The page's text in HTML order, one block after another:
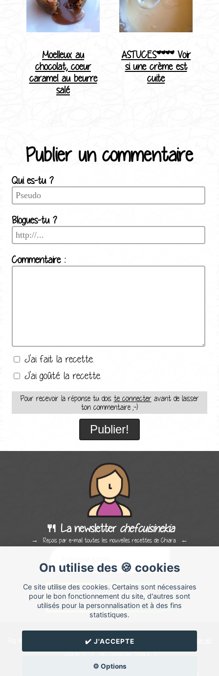
Moelleux au
chocolat, coeur
caramel au beurre
salé
ASTUCES**** Voir
si une crème est
cuite
Publier un commentaire
Qui es-tu ?
Blogues-tu ?
Commentaire :
J'ai fait la recette.
J'ai goûté la recette.
Pour recevoir la réponse tu dois te connecter avant de laisser
ton commentaire ;-)
On utilise des 🍪 cookies
Ce site utilise des cookies. Certains sont nécessaires
pour le bon fonctionnement du site, d'autres sont
utilisés pour la personnalisation et à des fins
statistiques.
✔️ J'ACCEPTE
⚙️ Options
🍴 La newsletter chefcuisinekia
Reçois par e-mail toutes les nouvelles recettes de Chiara.
Chiara créé surCuisine